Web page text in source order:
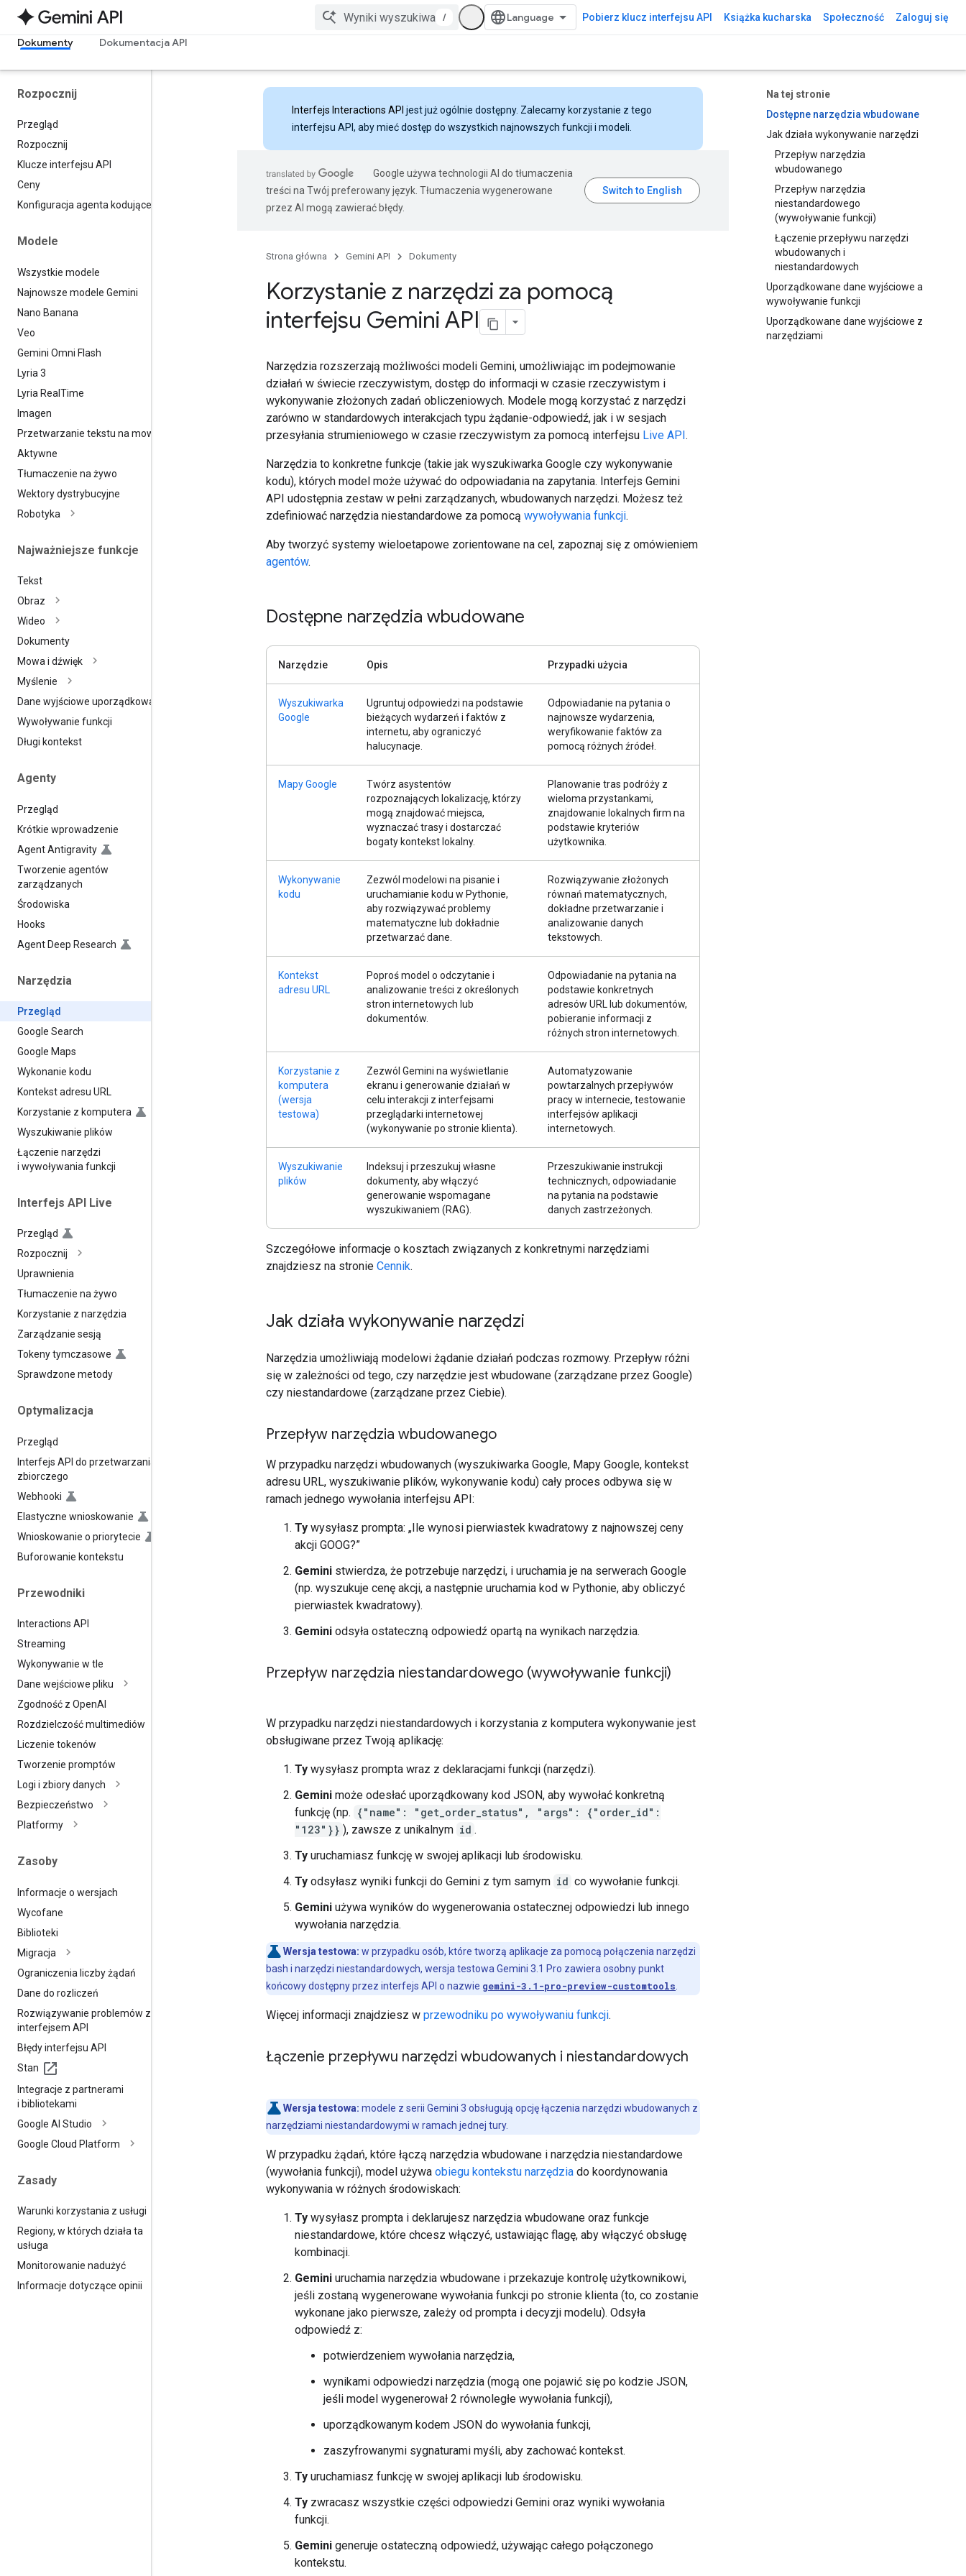
/ Pobierz klucz interfejsu API Książka kucharska Społeczność Zaloguj się
Dokumenty Dokumentacja API
Rozpocznij
Przegląd
Rozpocznij
Klucze interfejsu API
Ceny
Konfiguracja agenta kodującego
Modele
Wszystkie modele
Najnowsze modele Gemini
Nano Banana
Veo
Gemini Omni Flash
Lyria 3
Lyria Real Time
Imagen
Przetwarzanie tekstu na mowę
Aktywne
Tłumaczenie na żywo
Wektory dystrybucyjne
Robotyka
Najważniejsze funkcje
Tekst
Obraz
Wideo
Dokumenty
Mowa i dźwięk
Myślenie
Dane wyjściowe uporządkowane
Wywoływanie funkcji
Długi kontekst
Agenty
Przegląd
Krótkie wprowadzenie
Agent Antigravity
Tworzenie agentów
zarządzanych
Środowiska
Hooks
Agent Deep Research
Narzędzia
Przegląd
Google Search
Google Maps
Wykonanie kodu
Kontekst adresu URL
Korzystanie z komputera
Wyszukiwanie plików
Łączenie narzędzi
i wywoływania funkcji
Interfejs API Live
Przegląd
Rozpocznij
Uprawnienia
Tłumaczenie na żywo
Korzystanie z narzędzia
Zarządzanie sesją
Tokeny tymczasowe
Sprawdzone metody
Optymalizacja
Przegląd
Interfejs API do przetwarzania
zbiorczego
Webhooki
Elastyczne wnioskowanie
Wnioskowanie o priorytecie
Buforowanie kontekstu
Przewodniki
Interactions API
Streaming
Wykonywanie w tle
Dane wejściowe pliku
Zgodność z OpenAI
Rozdzielczość multimediów
Liczenie tokenów
Tworzenie promptów
Logi i zbiory danych
Bezpieczeństwo
Platformy
Zasoby
Informacje o wersjach
Wycofane
Biblioteki
Migracja
Ograniczenia liczby żądań
Dane do rozliczeń
Rozwiązywanie problemów z
interfejsem API
Błędy interfejsu API
Stan
Integracje z partnerami
i bibliotekami
Google AI Studio
Google Cloud Platform
Zasady
Warunki korzystania z usługi
Regiony, w których działa ta
usługa
Monitorowanie nadużyć
Informacje dotyczące opinii
Na tej stronie
Dostępne narzędzia wbudowane
Jak działa wykonywanie narzędzi
Przepływ narzędzia
wbudowanego
Przepływ narzędzia
niestandardowego
(wywoływanie funkcji)
Łączenie przepływu narzędzi
wbudowanych i
niestandardowych
Uporządkowane dane wyjściowe a
wywoływanie funkcji
Uporządkowane dane wyjściowe z
narzędziami
Interfejs Interactions API jest już ogólnie dostępny. Zalecamy korzystanie z tego
interfejsu API, aby mieć dostęp do wszystkich najnowszych funkcji i modeli.
Google używa technologii AI do tłumaczenia
treści na Twój preferowany język. Tłumaczenia wygenerowane
przez AI mogą zawierać błędy.
Strona główna Gemini API Dokumenty
Korzystanie z narzędzi za pomocą
interfejsu Gemini API
Narzędzia rozszerzają możliwości modeli Gemini, umożliwiając im podejmowanie
działań w świecie rzeczywistym, dostęp do informacji w czasie rzeczywistym i
wykonywanie złożonych zadań obliczeniowych. Modele mogą korzystać z narzędzi
zarówno w standardowych interakcjach typu żądanie-odpowiedź, jak i w sesjach
przesyłania strumieniowego w czasie rzeczywistym za pomocą interfejsu Live API.
Narzędzia to konkretne funkcje (takie jak wyszukiwarka Google czy wykonywanie
kodu), których model może używać do odpowiadania na zapytania. Interfejs Gemini
API udostępnia zestaw w pełni zarządzanych, wbudowanych narzędzi. Możesz też
zdefiniować narzędzia niestandardowe za pomocą wywoływania funkcji.
Aby tworzyć systemy wieloetapowe zorientowane na cel, zapoznaj się z omówieniem
agentów.
Dostępne narzędzia wbudowane
Narzędzie Opis Przypadki użycia
Wyszukiwarka
Google
Ugruntuj odpowiedzi na podstawie
bieżących wydarzeń i faktów z
internetu, aby ograniczyć
halucynacje.
Odpowiadanie na pytania o
najnowsze wydarzenia,
weryfikowanie faktów za
pomocą różnych źródeł.
Mapy Google
Twórz asystentów
rozpoznających lokalizację, którzy
mogą znajdować miejsca,
wyznaczać trasy i dostarczać
bogaty kontekst lokalny.
Planowanie tras podróży z
wieloma przystankami,
znajdowanie lokalnych firm na
podstawie kryteriów
użytkownika.
Wykonywanie
kodu
Zezwól modelowi na pisanie i
uruchamianie kodu w Pythonie,
aby rozwiązywać problemy
matematyczne lub dokładnie
przetwarzać dane.
Rozwiązywanie złożonych
równań matematycznych,
dokładne przetwarzanie i
analizowanie danych
tekstowych.
Kontekst
adresu URL
Poproś model o odczytanie i
analizowanie treści z określonych
stron internetowych lub
dokumentów.
Odpowiadanie na pytania na
podstawie konkretnych
adresów URL lub dokumentów,
pobieranie informacji z
różnych stron internetowych.
Korzystanie z
komputera
(wersja
testowa)
Zezwól Gemini na wyświetlanie
ekranu i generowanie działań w
celu interakcji z interfejsami
przeglądarki internetowej
(wykonywanie po stronie klienta).
Automatyzowanie
powtarzalnych przepływów
pracy w internecie, testowanie
interfejsów aplikacji
internetowych.
Wyszukiwanie
plików
Indeksuj i przeszukuj własne
dokumenty, aby włączyć
generowanie wspomagane
wyszukiwaniem (RAG).
Przeszukiwanie instrukcji
technicznych, odpowiadanie
na pytania na podstawie
danych zastrzeżonych.
Szczegółowe informacje o kosztach związanych z konkretnymi narzędziami
znajdziesz na stronie Cennik.
Jak działa wykonywanie narzędzi
Narzędzia umożliwiają modelowi żądanie działań podczas rozmowy. Przepływ różni
się w zależności od tego, czy narzędzie jest wbudowane (zarządzane przez Google)
czy niestandardowe (zarządzane przez Ciebie).
Przepływ narzędzia wbudowanego
W przypadku narzędzi wbudowanych (wyszukiwarka Google, Mapy Google, kontekst
adresu URL, wyszukiwanie plików, wykonywanie kodu) cały proces odbywa się w
ramach jednego wywołania interfejsu API:
Ty wysyłasz prompta: „Ile wynosi pierwiastek kwadratowy z najnowszej ceny
akcji GOOG?”
Gemini stwierdza, że potrzebuje narzędzi, i uruchamia je na serwerach Google
(np. wyszukuje cenę akcji, a następnie uruchamia kod w Pythonie, aby obliczyć
pierwiastek kwadratowy).
Gemini odsyła ostateczną odpowiedź opartą na wynikach narzędzia.
Przepływ narzędzia niestandardowego (wywoływanie funkcji)
W przypadku narzędzi niestandardowych i korzystania z komputera wykonywanie jest
obsługiwane przez Twoją aplikację:
Ty wysyłasz prompta wraz z deklaracjami funkcji (narzędzi).
Gemini może odesłać uporządkowany kod JSON, aby wywołać konkretną
funkcję (np. {"name": "get_order_status", "args": {"order_id":
"123"}} ), zawsze z unikalnym id .
Ty uruchamiasz funkcję w swojej aplikacji lub środowisku.
Ty odsyłasz wyniki funkcji do Gemini z tym samym id co wywołanie funkcji.
Gemini używa wyników do wygenerowania ostatecznej odpowiedzi lub innego
wywołania narzędzia.
Wersja testowa: w przypadku osób, które tworzą aplikacje za pomocą połączenia narzędzi
bash i narzędzi niestandardowych, wersja testowa Gemini 3.1 Pro zawiera osobny punkt
końcowy dostępny przez interfejs API o nazwie gemini-3.1-pro-preview-customtools
Więcej informacji znajdziesz w przewodniku po wywoływaniu funkcji.
Łączenie przepływu narzędzi wbudowanych i niestandardowych
Wersja testowa: modele z serii Gemini 3 obsługują opcję łączenia narzędzi wbudowanych z
narzędziami niestandardowymi w ramach jednej tury.
W przypadku żądań, które łączą narzędzia wbudowane i narzędzia niestandardowe
(wywołania funkcji), model używa obiegu kontekstu narzędzia do koordynowania
wykonywania w różnych środowiskach:
Ty wysyłasz prompta i deklarujesz narzędzia wbudowane oraz funkcje
niestandardowe, które chcesz włączyć, ustawiając flagę, aby włączyć obsługę
kombinacji.
Gemini uruchamia narzędzia wbudowane i przekazuje kontrolę użytkownikowi,
jeśli zostaną wygenerowane wywołania funkcji po stronie klienta (to, co zostanie
wykonane jako pierwsze, zależy od prompta i decyzji modelu). Odsyła
odpowiedź z:
potwierdzeniem wywołania narzędzia,
wynikami odpowiedzi narzędzia (mogą one pojawić się po kodzie JSON,
jeśli model wygenerował 2 równoległe wywołania funkcji),
uporządkowanym kodem JSON do wywołania funkcji,
zaszyfrowanymi sygnaturami myśli, aby zachować kontekst.
Ty uruchamiasz funkcję w swojej aplikacji lub środowisku.
Ty zwracasz wszystkie części odpowiedzi Gemini oraz wyniki wywołania
funkcji.
Gemini generuje ostateczną odpowiedź, używając całego połączonego
kontekstu.